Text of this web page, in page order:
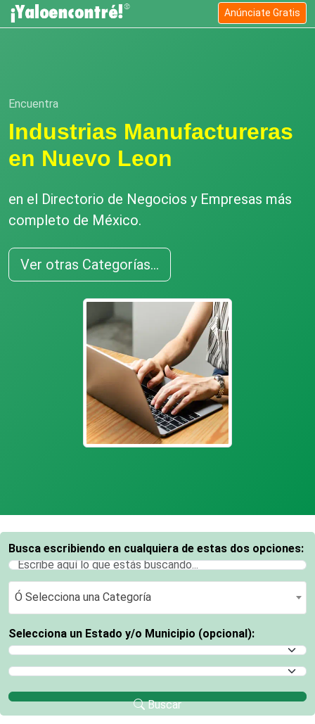
Anúnciate Gratis
Encuentra
Industrias Manufactureras
en Nuevo Leon
en el Directorio de Negocios y Empresas más
completo de México.
Ver otras Categorías...
Busca escribiendo en cualquiera de estas dos opciones:
Ó Selecciona una Categoría
Ó Selecciona una Categoría
Selecciona un Estado y/o Municipio (opcional):
Selecciona un Estado
Selecciona un Municipio
Buscar